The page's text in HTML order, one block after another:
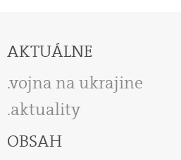
AKTUÁLNE
vojna na ukrajine
aktuality
OBSAH